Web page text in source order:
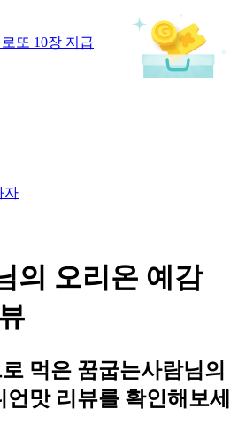
또 10장 지급
자
의 오리온 예감
먹은 꿈굽는사람님의
맛 리뷰를 확인해보세